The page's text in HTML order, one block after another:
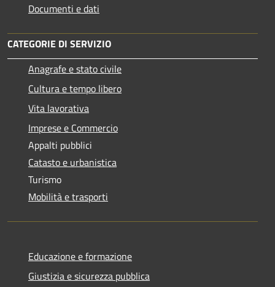
Documenti e dati
CATEGORIE DI SERVIZIO
Anagrafe e stato civile
Cultura e tempo libero
Vita lavorativa
Imprese e Commercio
Appalti pubblici
Catasto e urbanistica
Turismo
Mobilità e trasporti
Educazione e formazione
Giustizia e sicurezza pubblica